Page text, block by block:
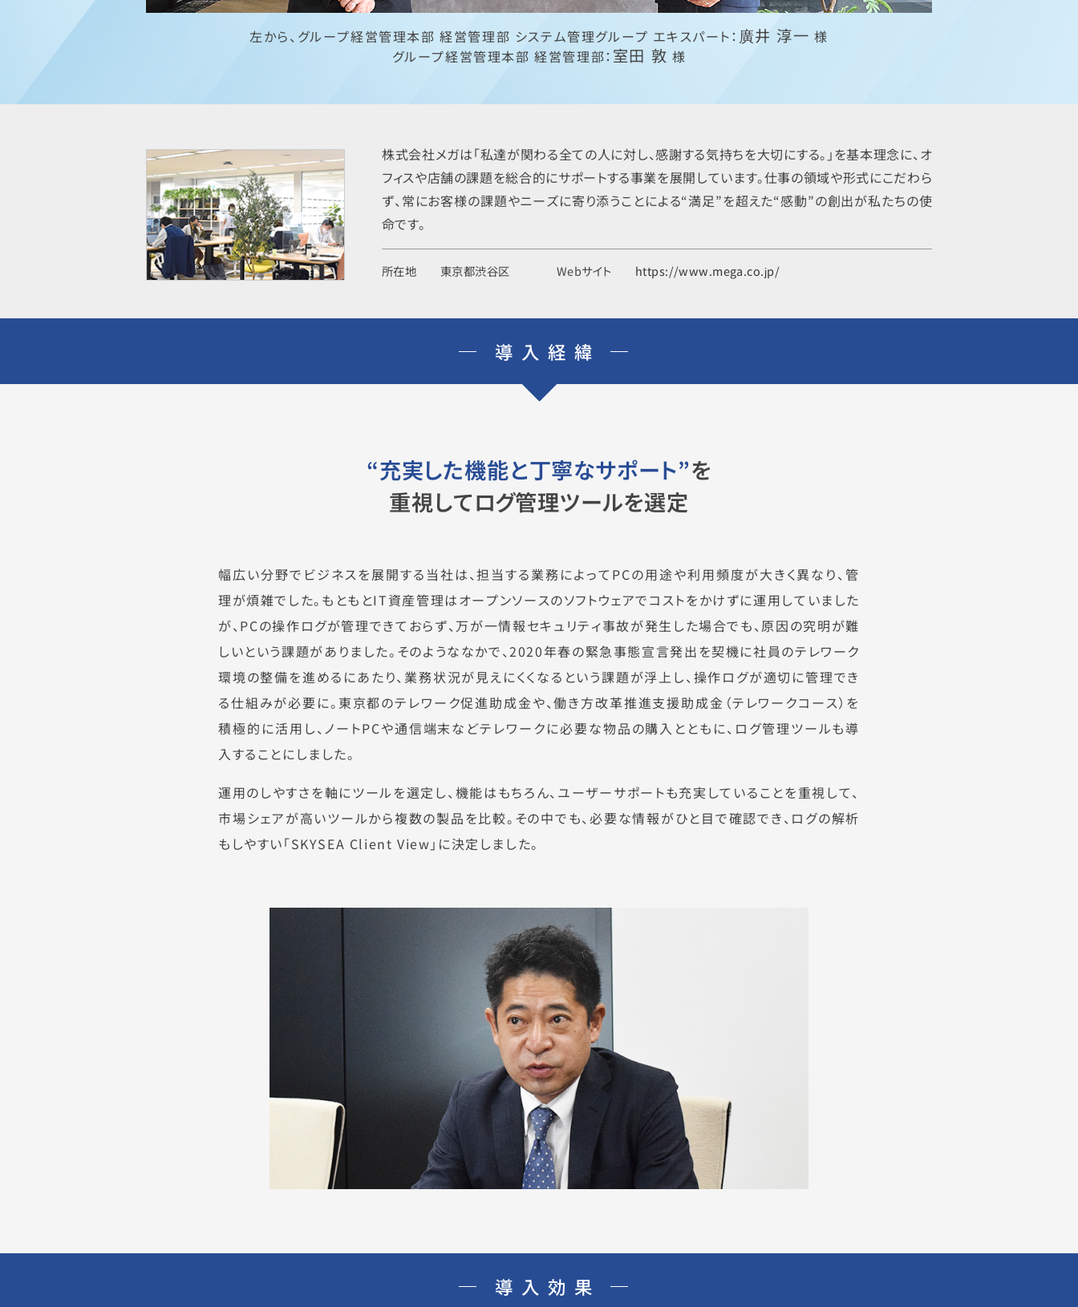
左から、グループ経営管理本部 経営管理部 システム管理グループ エキスパート： 廣井 淳一 様
グループ経営管理本部 経営管理部： 室田 敦 様
株式会社メガは「私達が関わる全ての人に対し、感謝する気持ちを大切にする。」を基本理念に、オ
フィスや店舗の課題を総合的にサポートする事業を展開しています。仕事の領域や形式にこだわら
ず、常にお客様の課題やニーズに寄り添うことによる“満足”を超えた“感動”の創出が私たちの使
命です。
所在地 東京都渋谷区 Webサイト https://www.mega.co.jp/
導入経緯
“充実した機能と丁寧なサポート”を
重視してログ管理ツールを選定
幅広い分野でビジネスを展開する当社は、担当する業務によってPCの用途や利用頻度が大きく異なり、管
理が煩雑でした。もともとIT資産管理はオープンソースのソフトウェアでコストをかけずに運用していました
が、PCの操作ログが管理できておらず、万が一情報セキュリティ事故が発生した場合でも、原因の究明が難
しいという課題がありました。そのようななかで、2020年春の緊急事態宣言発出を契機に社員のテレワーク
環境の整備を進めるにあたり、業務状況が見えにくくなるという課題が浮上し、操作ログが適切に管理でき
る仕組みが必要に。東京都のテレワーク促進助成金や、働き方改革推進支援助成金（テレワークコース）を
積極的に活用し、ノートPCや通信端末などテレワークに必要な物品の購入とともに、ログ管理ツールも導
入することにしました。
運用のしやすさを軸にツールを選定し、機能はもちろん、ユーザーサポートも充実していることを重視して、
市場シェアが高いツールから複数の製品を比較。その中でも、必要な情報がひと目で確認でき、ログの解析
もしやすい「SKYSEA Client View」に決定しました。
導入効果